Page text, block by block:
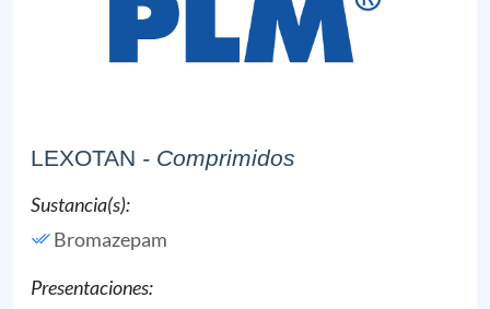
LEXOTAN - Comprimidos
Sustancia(s):
Bromazepam
Presentaciones: